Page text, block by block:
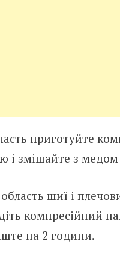
приготуйте
і змішайте з медом
шиї і
компресійний
на 2 години.